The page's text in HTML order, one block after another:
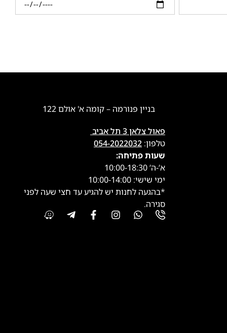
בניין פנורמה – קומה א' אולם 122
פאול צלאן 3 תל אביב
טלפון: 054-2022032
שעות פתיחה:
א’-ה’ 10:00-18:30
ימי שישי: 10:00-14:00
*בהגעה לחנות יש להגיע עד חצי שעה לפני
סגירה.